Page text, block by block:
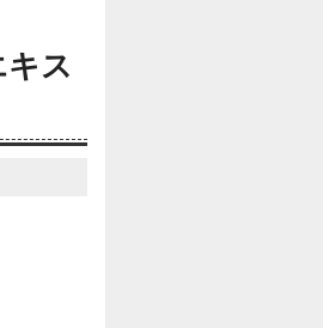
キス